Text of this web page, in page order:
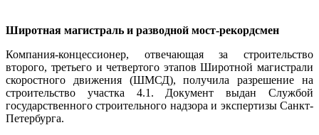
Широтная магистраль и разводной мост-рекордсмен
Компания-концессионер, отвечающая за строительство
второго, третьего и четвертого этапов Широтной магистрали
скоростного движения (ШМСД), получила разрешение на
строительство участка 4.1. Документ выдан Службой
государственного строительного надзора и экспертизы Санкт-
Петербурга.